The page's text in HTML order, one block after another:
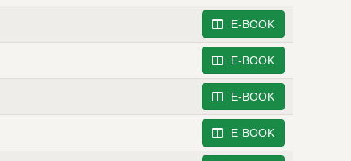
E-BOOK
E-BOOK
E-BOOK
E-BOOK